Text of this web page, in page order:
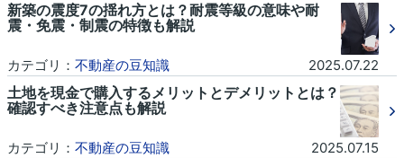
新築の震度7の揺れ方とは？耐震等級の意味や耐
震・免震・制震の特徴も解説
カテゴリ： 不動産の豆知識 2025.07.22
土地を現金で購入するメリットとデメリットとは？
確認すべき注意点も解説
カテゴリ： 不動産の豆知識 2025.07.15